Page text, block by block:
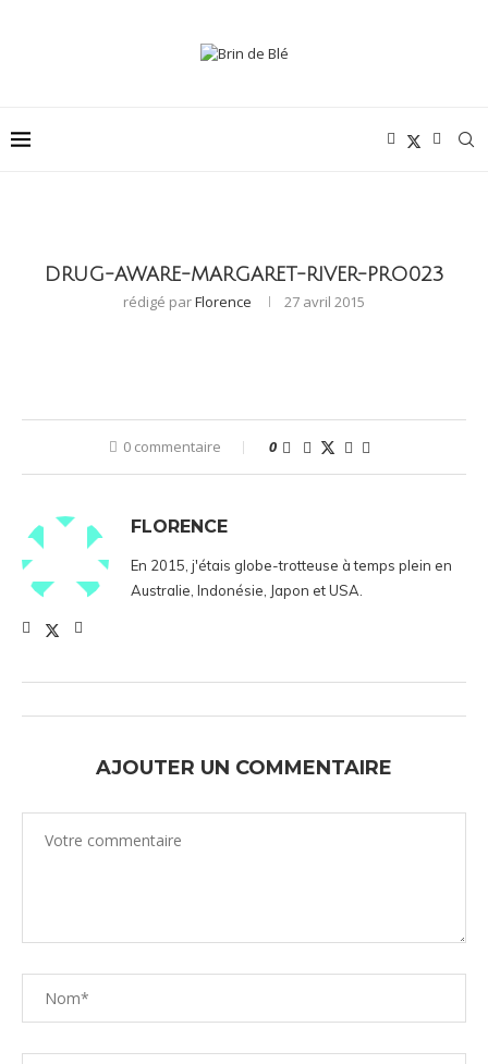
DRUG-AWARE-MARGARET-RIVER-PRO023
rédigé parFlorence 27 avril 2015
0 commentaire 0
FLORENCE
En 2015, j'étais globe-trotteuse à temps plein en
Australie, Indonésie, Japon et USA.
AJOUTER UN COMMENTAIRE